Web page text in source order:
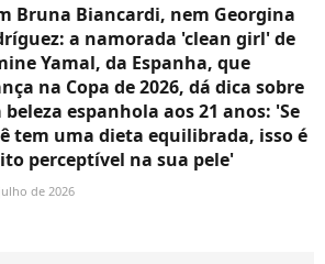
Bruna Biancardi, nem Georgina
a namorada 'clean girl' de
Yamal, da Espanha, que
na Copa de 2026, dá dica sobre
beleza espanhola aos 21 anos: 'Se
tem uma dieta equilibrada, isso é
perceptível na sua pele'
de 2026